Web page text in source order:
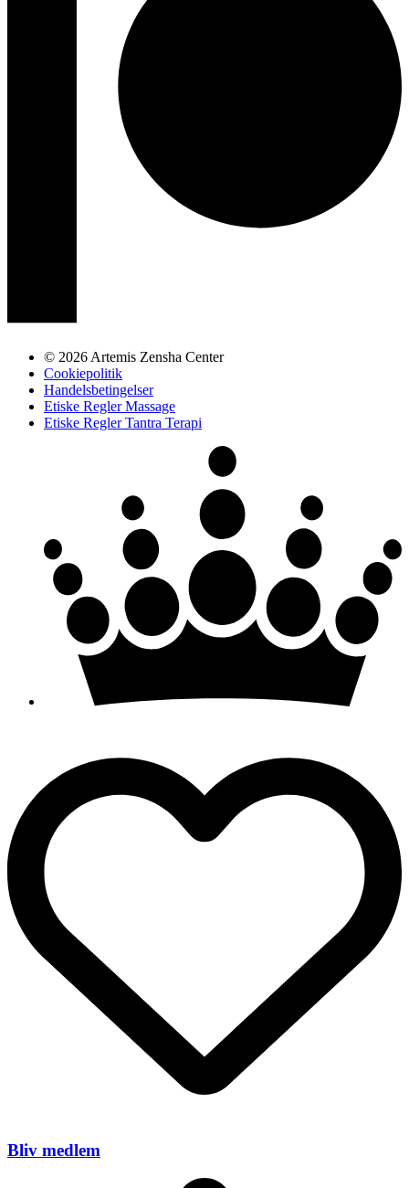
© 2026 Artemis Zensha Center
Cookiepolitik
Handelsbetingelser
Etiske Regler Massage
Etiske Regler Tantra Terapi
Bliv medlem